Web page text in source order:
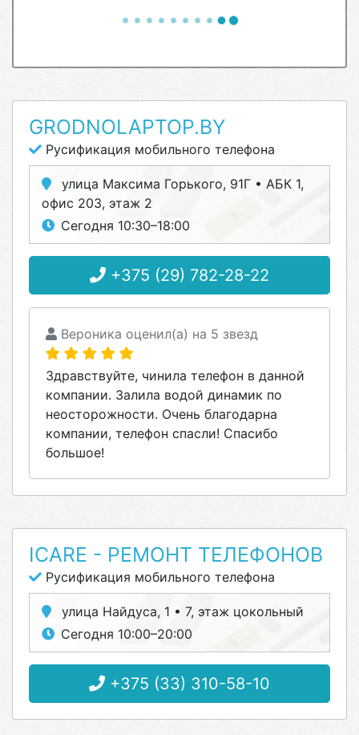
GRODNOLAPTOP.BY
Русификация мобильного телефона
улица Максима Горького, 91Г • АБК 1,
офис 203, этаж 2
Сегодня 10:30–18:00
+375 (29) 782-28-22
Вероника оценил(а) на 5 звезд
Здравствуйте, чинила телефон в данной
компании. Залила водой динамик по
неосторожности. Очень благодарна
компании, телефон спасли! Спасибо
большое!
ICARE - РЕМОНТ ТЕЛЕФОНОВ
Русификация мобильного телефона
улица Найдуса, 1 • 7, этаж цокольный
Сегодня 10:00–20:00
+375 (33) 310-58-10